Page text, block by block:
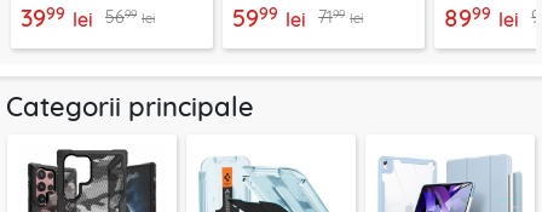
CHPD038
3999 lei 5699 lei
negru, CHPD224
5999 lei 7199 lei
CHC2
8999 lei
Categorii principale